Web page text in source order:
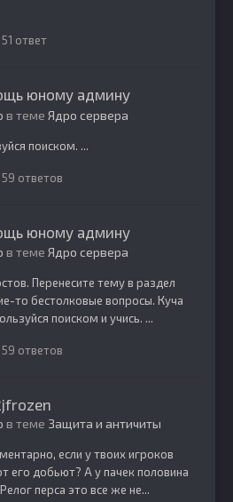
51 ответ
юному админу
в теме Ядро сервера
поиском. ...
59 ответов
юному админу
в теме Ядро сервера
Перенесите тему в раздел
то бестолковые вопросы. Куча
поиском и учись. ...
59 ответов
в теме Защита и античиты
если у твоих игроков
его добьют? А у пачек половина
перса это все же не...